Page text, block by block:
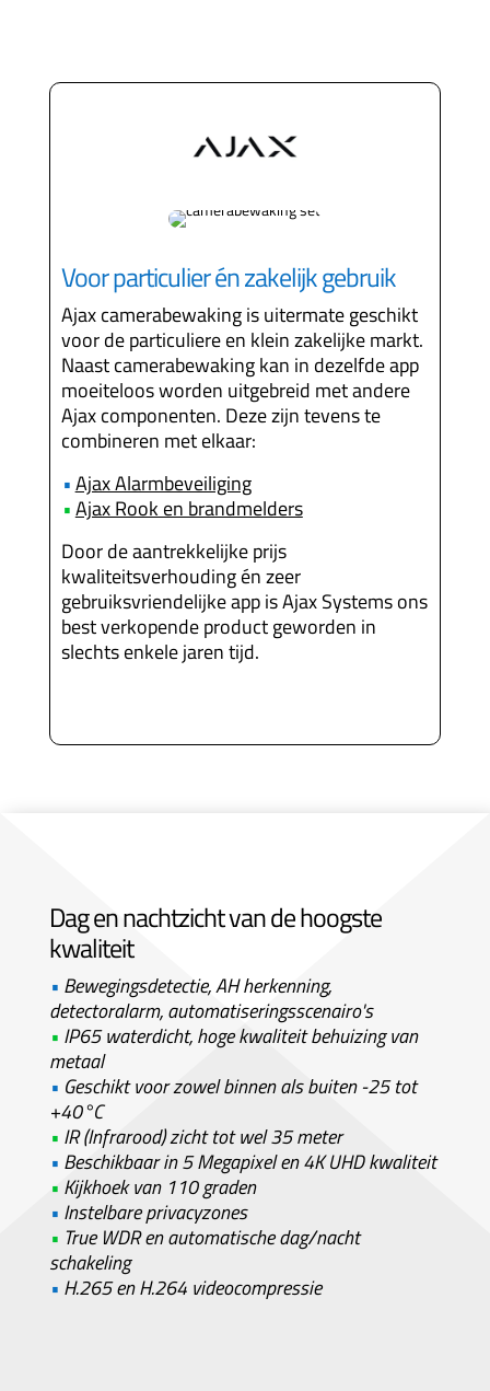
Voor particulier én zakelijk gebruik
Ajax camerabewaking is uitermate geschikt
voor de particuliere en klein zakelijke markt.
Naast camerabewaking kan in dezelfde app
moeiteloos worden uitgebreid met andere
Ajax componenten. Deze zijn tevens te
combineren met elkaar:
•Ajax Alarmbeveiliging
•Ajax Rook en brandmelders
Door de aantrekkelijke prijs
kwaliteitsverhouding én zeer
gebruiksvriendelijke app is Ajax Systems ons
best verkopende product geworden in
slechts enkele jaren tijd.
Dag en nachtzicht van de hoogste
kwaliteit
• Bewegingsdetectie, AH herkenning,
detectoralarm, automatiseringsscenairo's
• IP65 waterdicht, hoge kwaliteit behuizing van
metaal
• Geschikt voor zowel binnen als buiten -25 tot
+40°C
• IR (Infrarood) zicht tot wel 35 meter
• Beschikbaar in 5 Megapixel en 4K UHD kwaliteit
• Kijkhoek van 110 graden
• Instelbare privacyzones
• True WDR en automatische dag/nacht
schakeling
• H.265 en H.264 videocompressie